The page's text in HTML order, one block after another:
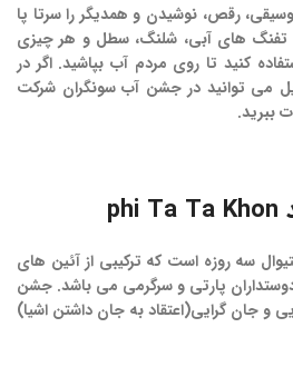
رقص، نوشیدن و همدیگر را سرتا پا
تفنگ های آبی، شلنگ، سطل و هر چیزی
کنید تا روی مردم آب بپاشید. اگر در
هستید از ۱۳ تا ۱۵ آوریل می توانید در جشن آب سونگران شرکت
ببرید.
سه روزه است که ترکیبی از آئین های
پارتی و سرگرمی می باشد. جشن
و جان گرایی(اعتقاد به جان داشتن اشیا)